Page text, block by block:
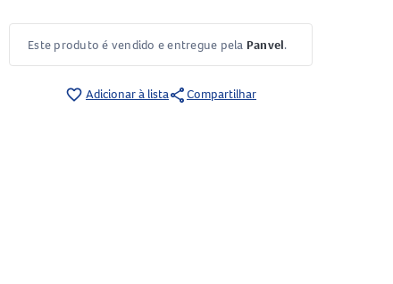
Este produto é vendido e entregue pela Panvel.
favorite_border Adicionar à listashareCompartilhar